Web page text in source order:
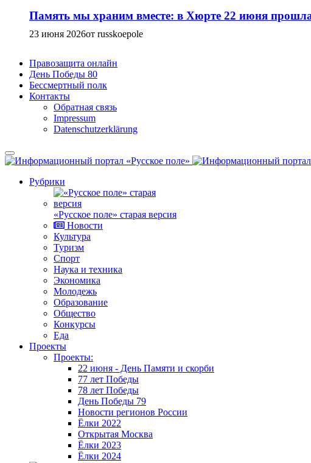
Память мы храним вместе: в Хюрте 22 июня
23 июня 2026от russkoepole
Правозащита онлайн
День Победы 80
Бессмертный полк
Контакты
Обратная связь
Impressum
Datenschutzerklärung
Рубрики
«Русское поле» старая версия
Новости
Культура
Туризм
Спорт
Наука и техника
Экономика
Молодежь
Образование
Общество
Конкурсы
Еда
Проекты
Проекты:
22 июня - День Памяти и скорби
77 лет Победы
78 лет Победы
День Победы 79
Новости регионов России
Ёлки 2022
Открытая Москва
Ёлки 2023
Ёлки 2024